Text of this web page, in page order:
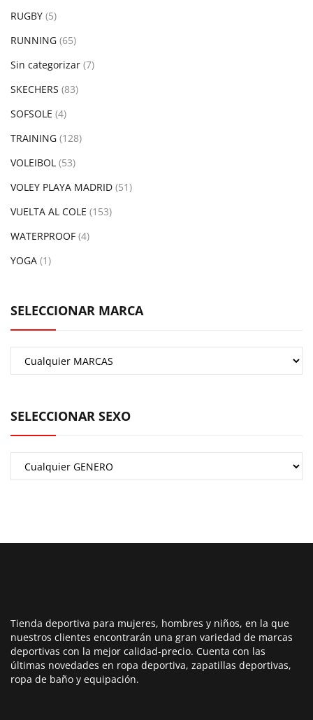
RUGBY (5)
RUNNING (65)
Sin categorizar (7)
SKECHERS (83)
SOFSOLE (4)
TRAINING (128)
VOLEIBOL (53)
VOLEY PLAYA MADRID (51)
VUELTA AL COLE (153)
WATERPROOF (4)
YOGA (1)
SELECCIONAR MARCA
SELECCIONAR SEXO
Tienda deportiva para mujeres, hombres y niños, en la que
nuestros clientes encontrarán una gran variedad de marcas
deportivas con la mejor calidad-precio. Cuenta con las
últimas novedades en ropa deportiva, zapatillas deportivas,
ropa de baño y equipación.